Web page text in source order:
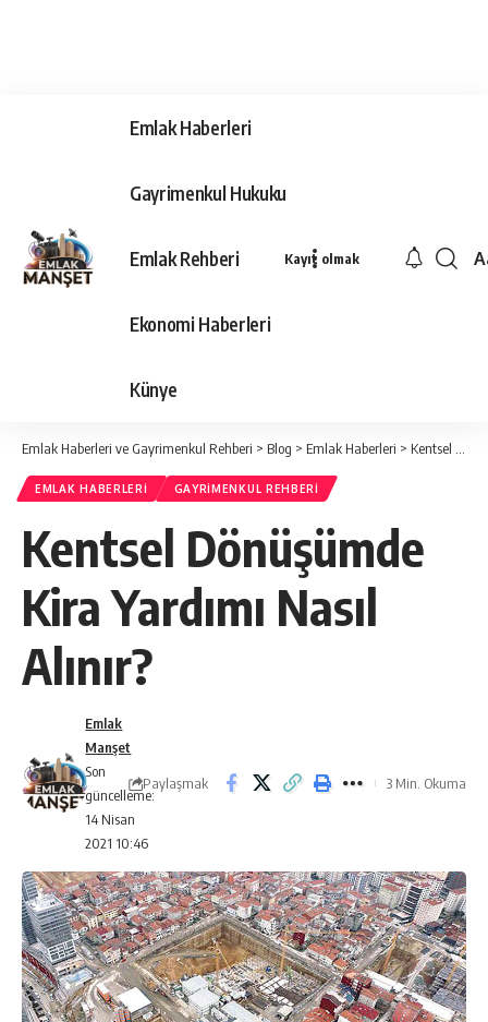
Emlak Haberleri
Gayrimenkul Hukuku
Emlak Rehberi
Ekonomi Haberleri
Künye
Kayıt olmak
Emlak Haberleri ve Gayrimenkul Rehberi > Blog > Emlak Haberleri > Kentsel Dönüşümde Kira Yardımı Nasıl Alınır?
EMLAK HABERLERI GAYRIMENKUL REHBERI
Kentsel Dönüşümde
Kira Yardımı Nasıl
Alınır?
Son
güncelleme:
14 Nisan
2021 10:46
Emlak
Manşet
Paylaşmak 3 Min. Okuma